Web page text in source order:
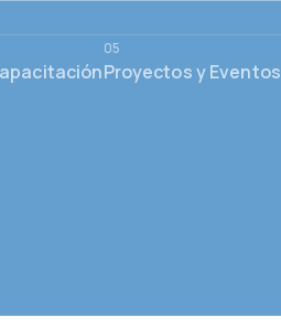
Proyectos y Eventos